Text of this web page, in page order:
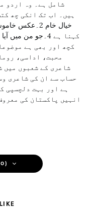
شامل ہے۔ وہ اردو
کچھ اور بھی ہے
محبت، اداسی،
شاعری کے شعبوں میں
حساب سے ان کی شاعری
ہے اور بہت دلچسپی
انہیں پاکستان کی